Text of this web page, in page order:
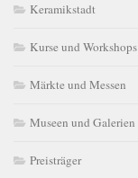
Keramikstadt
Kurse und Workshops
Märkte und Messen
Museen und Galerien
Preisträger